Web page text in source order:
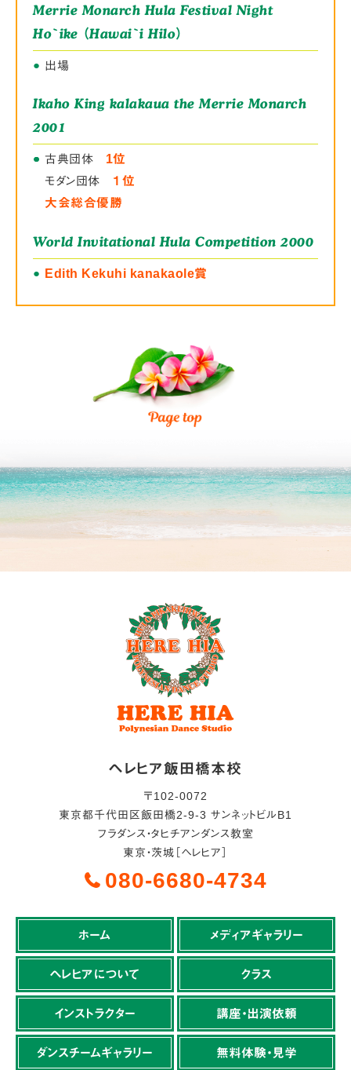
Merrie Monarch Hula Festival Night
Ho`ike （Hawai`i Hilo）
● 出場
Ikaho King kalakaua the Merrie Monarch
2001
● 古典団体 1位
●
モダン団体
１位
●
大会総合優勝
World Invitational Hula Competition 2000
● Edith Kekuhi kanakaole賞
ヘレヒア飯田橋本校
〒102-0072
東京都千代田区飯田橋2-9-3 サンネットビルB1
フラダンス・タヒチアンダンス教室
東京・茨城［ヘレヒア］
080-6680-4734
ホーム メディアギャラリー
ヘレヒアについて クラス
インストラクター 講座・出演依頼
ダンスチームギャラリー 無料体験・見学